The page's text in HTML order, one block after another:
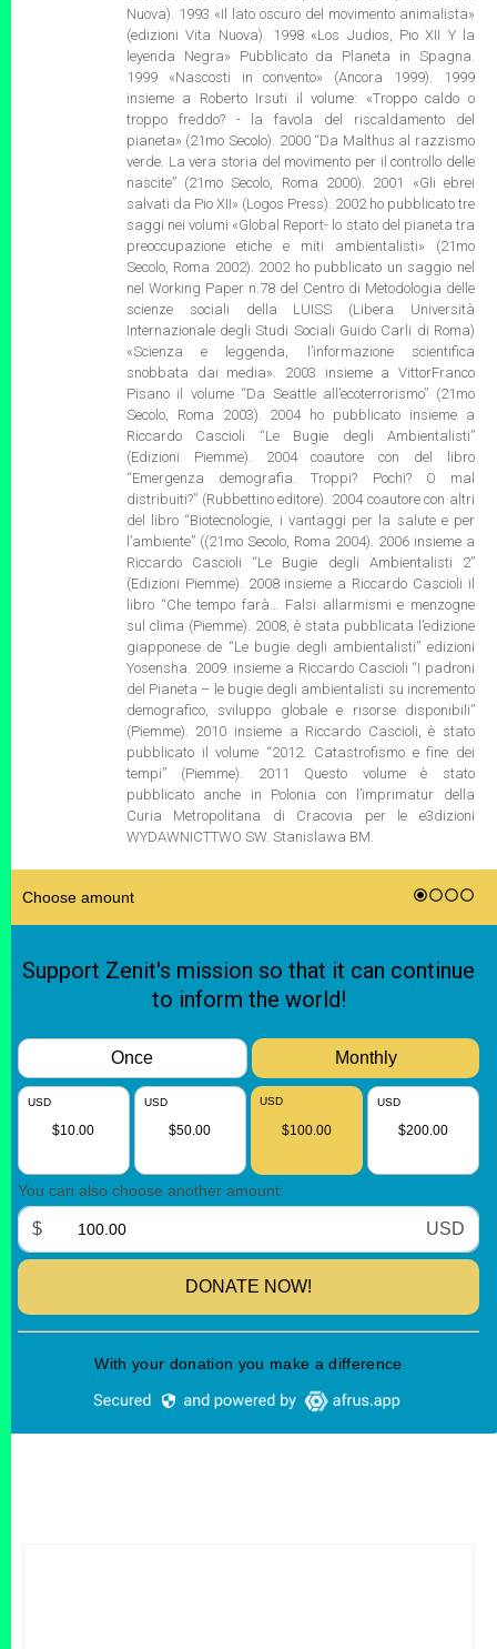
Nuova). 1993 «Il lato oscuro del movimento animalista»
(edizioni Vita Nuova). 1998 «Los Judios, Pio XII Y la
leyenda Negra» Pubblicato da Planeta in Spagna.
1999 «Nascosti in convento» (Ancora 1999). 1999
insieme a Roberto Irsuti il volume: «Troppo caldo o
troppo freddo? - la favola del riscaldamento del
pianeta» (21mo Secolo). 2000 “Da Malthus al razzismo
verde. La vera storia del movimento per il controllo delle
nascite” (21mo Secolo, Roma 2000). 2001 «Gli ebrei
salvati da Pio XII» (Logos Press). 2002 ho pubblicato tre
saggi nei volumi «Global Report- lo stato del pianeta tra
preoccupazione etiche e miti ambientalisti» (21mo
Secolo, Roma 2002). 2002 ho pubblicato un saggio nel
nel Working Paper n.78 del Centro di Metodologia delle
scienze sociali della LUISS (Libera Università
Internazionale degli Studi Sociali Guido Carli di Roma)
«Scienza e leggenda, l’informazione scientifica
snobbata dai media». 2003 insieme a VittorFranco
Pisano il volume “Da Seattle all’ecoterrorismo” (21mo
Secolo, Roma 2003). 2004 ho pubblicato insieme a
Riccardo Cascioli “Le Bugie degli Ambientalisti”
(Edizioni Piemme). 2004 coautore con del libro
“Emergenza demografia. Troppi? Pochi? O mal
distribuiti?” (Rubbettino editore). 2004 coautore con altri
del libro “Biotecnologie, i vantaggi per la salute e per
l’ambiente” ((21mo Secolo, Roma 2004). 2006 insieme a
Riccardo Cascioli “Le Bugie degli Ambientalisti 2”
(Edizioni Piemme). 2008 insieme a Riccardo Cascioli il
libro “Che tempo farà… Falsi allarmismi e menzogne
sul clima (Piemme). 2008, è stata pubblicata l’edizione
giapponese de “Le bugie degli ambientalisti” edizioni
Yosensha. 2009. insieme a Riccardo Cascioli “I padroni
del Pianeta – le bugie degli ambientalisti su incremento
demografico, sviluppo globale e risorse disponibili”
(Piemme). 2010 insieme a Riccardo Cascioli, è stato
pubblicato il volume “2012. Catastrofismo e fine dei
tempi” (Piemme). 2011 Questo volume è stato
pubblicato anche in Polonia con l’imprimatur della
Curia Metropolitana di Cracovia per le e3dizioni
WYDAWNICTTWO SW. Stanislawa BM.